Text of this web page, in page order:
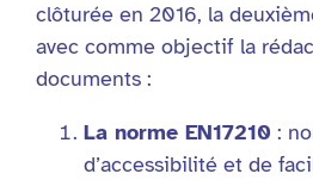
clôturée en 2016, la
avec comme objectif la
documents :
La norme EN17210 :
d’accessibilité et de